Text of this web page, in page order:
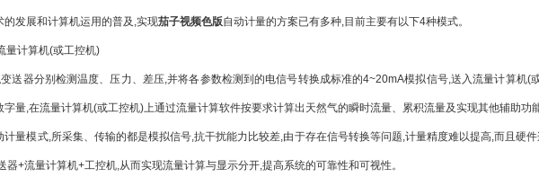
发展和计算机运用的普及,实现茄子视频色版自动计量的方案已有多种,目前主要有以下4种模式。
计算机(或工控机)
器分别检测温度、压力、差压,并将各参数检测到的电信号转换成标准的4~20mA模拟信号,送入流量计算机(
量,在流量计算机(或工控机)上通过流量计算软件按要求计算出天然气的瞬时流量、累积流量及实现其他辅助功能
模式,所采集、传输的都是模拟信号,抗干扰能力比较差,由于存在信号转换等问题,计量精度难以提高,而且硬
器+流量计算机+工控机,从而实现流量计算与显示分开,提高系统的可靠性和可视性。